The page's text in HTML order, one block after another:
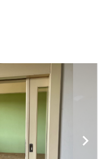
chevron_right